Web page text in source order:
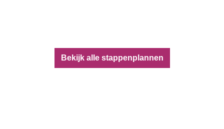
Bekijk alle stappenplannen